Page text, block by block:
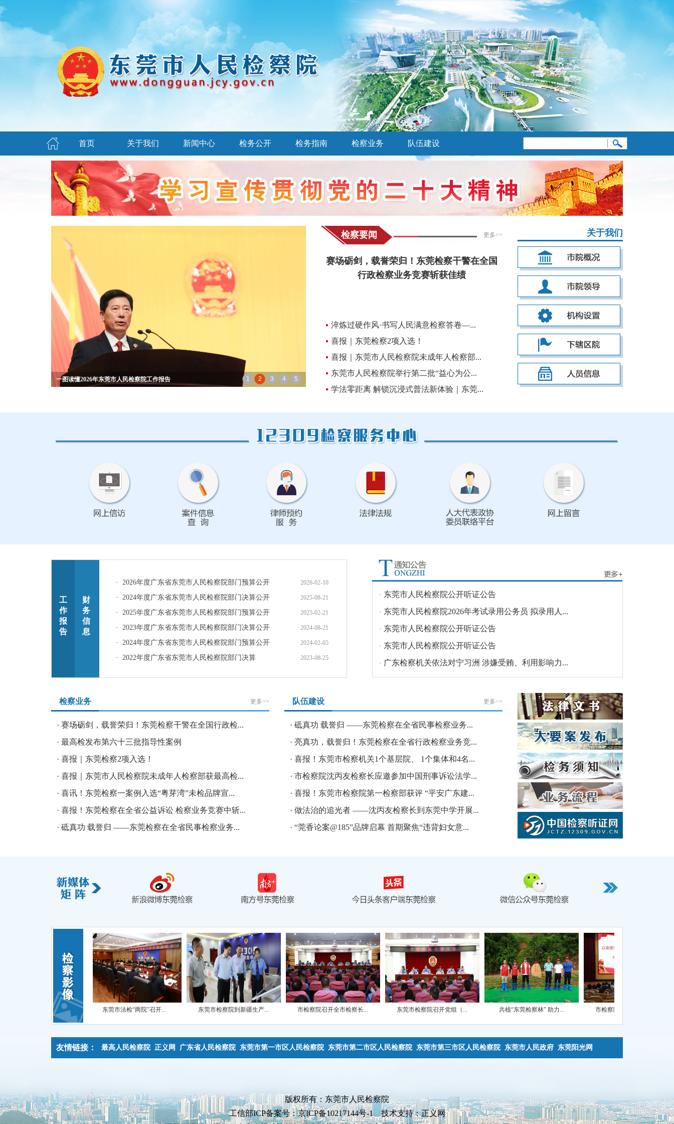
首页 关于我们 新闻中心 检务公开 检务指南 检察业务 队伍建设
检察要闻 更多>>
赛场砺剑，载誉荣归！东莞检察干警在全国
行政检察业务竞赛斩获佳绩
淬炼过硬作风·书写人民满意检察答卷—...
喜报｜东莞检察2项入选！
喜报｜东莞市人民检察院未成年人检察部...
东莞市人民检察院举行第二批“益心为公...
学法零距离 解锁沉浸式普法新体验｜东莞...
关于我们
· 东莞市人民检察院公开听证公告
· 东莞市人民检察院2026年考试录用公务员 拟录用人...
· 东莞市人民检察院公开听证公告
· 东莞市人民检察院公开听证公告
· 广东检察机关依法对宁习洲 涉嫌受贿、利用影响力...
检察业务 更多>>
· 赛场砺剑，载誉荣归！东莞检察干警在全国行政检...
· 最高检发布第六十三批指导性案例
· 喜报｜东莞检察2项入选！
· 喜报｜东莞市人民检察院未成年人检察部获最高检...
· 喜讯！东莞检察一案例入选“粤芽湾”未检品牌宣...
· 喜报！东莞检察在全省公益诉讼 检察业务竞赛中斩...
· 砥真功 载誉归 ——东莞检察在全省民事检察业务...
队伍建设 更多>>
· 砥真功 载誉归 ——东莞检察在全省民事检察业务...
· 亮真功，载誉归！东莞检察在全省行政检察业务竞...
· 喜报！东莞市检察机关1个基层院、 1个集体和4名...
· 市检察院沈丙友检察长应邀参加中国刑事诉讼法学...
· 喜报！东莞市检察院第一检察部获评 “平安广东建...
· 做法治的追光者 ——沈丙友检察长到东莞中学开展...
· “莞香论案@185”品牌启幕 首期聚焦“违背妇女意...
东莞市法检“两院”召开... 东莞市检察院到新疆生产... 市检察院召开全市检察长... 东莞市检察院召开党组（... 共植“东莞检察林” 助力... 市检察院检察长到市委党...
友情链接： 最高人民检察院 正义网 广东省人民检察院 东莞市第一市区人民检察院 东莞市第二市区人民检察院 东莞市第三市区人民检察院 东莞市人民政府 东莞阳光网
版权所有：东莞市人民检察院
工信部ICP备案号：京ICP备10217144号-1 技术支持：正义网